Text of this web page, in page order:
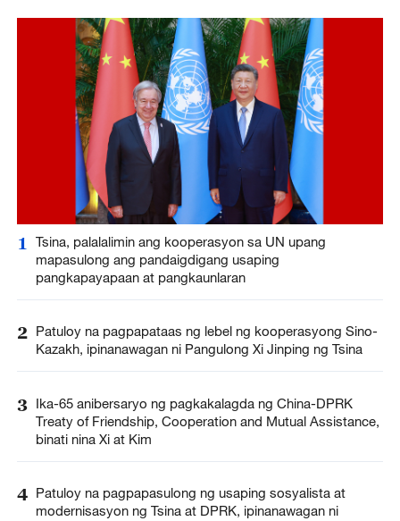
1
Tsina, palalalimin ang kooperasyon sa UN upang
mapasulong ang pandaigdigang usaping
pangkapayapaan at pangkaunlaran
2 Patuloy na pagpapataas ng lebel ng kooperasyong Sino-
Kazakh, ipinanawagan ni Pangulong Xi Jinping ng Tsina
3 Ika-65 anibersaryo ng pagkakalagda ng China-DPRK
Treaty of Friendship, Cooperation and Mutual Assistance,
binati nina Xi at Kim
4 Patuloy na pagpapasulong ng usaping sosyalista at
modernisasyon ng Tsina at DPRK, ipinanawagan ni